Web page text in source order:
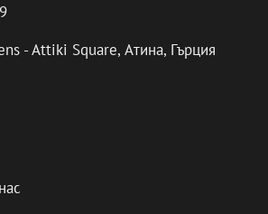
- Attiki Square, Атина, Гърция